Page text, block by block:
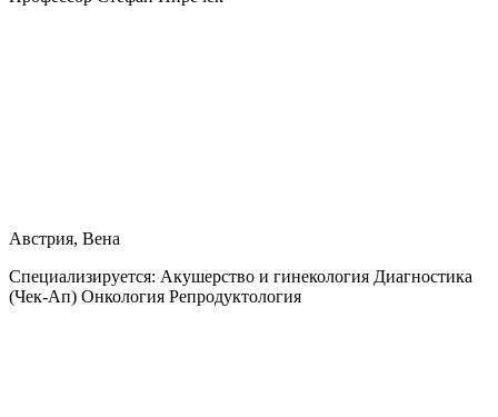
Австрия, Вена
Специализируется: Акушерство и гинекология Диагностика
(Чек-Ап) Онкология Репродуктология